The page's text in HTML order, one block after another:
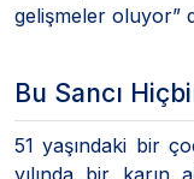
gelişmeler oluyor”
Bu Sancı
51 yaşındaki bir
yılında bir karın